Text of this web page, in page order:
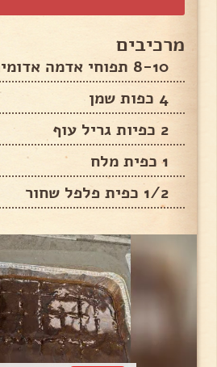
מרכיבים
8-10 תפוחי אדמה אדומים
4 כפות שמן
2 כפיות גריל עוף
1 כפית מלח
1/2 כפית פלפל שחור